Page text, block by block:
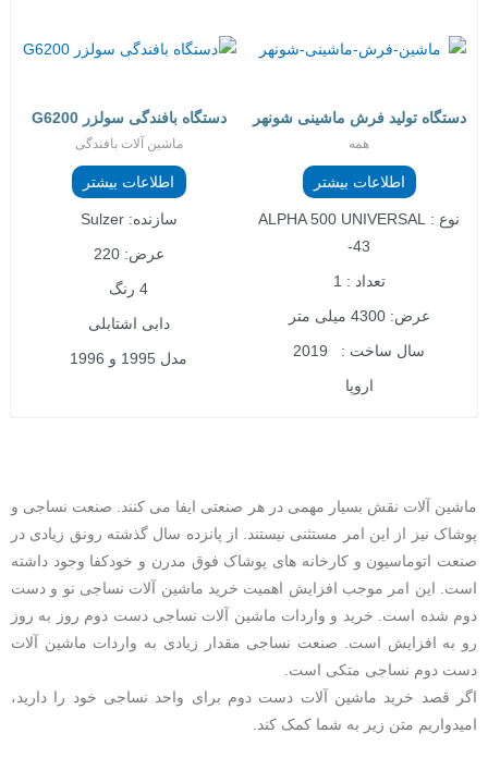
دستگاه تولید فرش ماشینی شونهر
همه
اطلاعات بیشتر
نوع : ALPHA 500 UNIVERSAL
-43
تعداد : 1
عرض: 4300 میلی متر
سال ساخت : 2019
اروپا
دستگاه بافندگی سولزر G6200
ماشین آلات بافندگی
اطلاعات بیشتر
سازنده: Sulzer
عرض: 220
4 رنگ
دابی اشتابلی
مدل 1995 و 1996
ماشین آلات نقش بسیار مهمی در هر صنعتی ایفا می کنند. صنعت نساجی و
پوشاک نیز از این امر مستثنی نیستند. از پانزده سال گذشته رونق زیادی در
صنعت اتوماسیون و کارخانه های پوشاک فوق مدرن و خودکفا وجود داشته
است. این امر موجب افزایش اهمیت خرید ماشین آلات نساجی نو و دست
دوم شده است. خرید و واردات ماشین آلات نساجی دست دوم روز به روز
رو به افزایش است. صنعت نساجی مقدار زیادی به واردات ماشین آلات
دست دوم نساجی متکی است.
اگر قصد خرید ماشین آلات دست دوم برای واحد نساجی خود را دارید،
امیدواریم متن زیر به شما کمک کند.